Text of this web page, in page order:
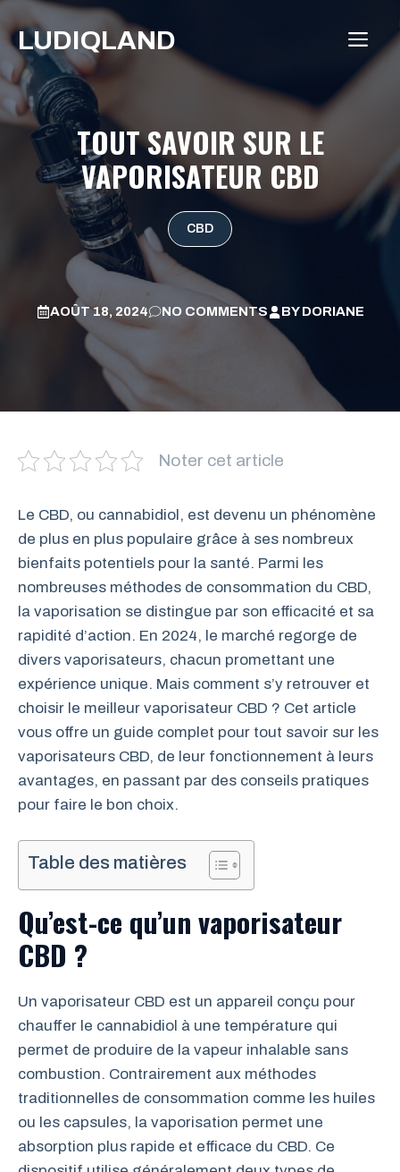
au
contenu
LUDIQLAND
TOUT SAVOIR SUR LE
VAPORISATEUR CBD
CBD
AOÛT 18, 2024 NO COMMENTS BYDORIANE
Noter cet article
Le CBD, ou cannabidiol, est devenu un phénomène
de plus en plus populaire grâce à ses nombreux
bienfaits potentiels pour la santé. Parmi les
nombreuses méthodes de consommation du CBD,
la vaporisation se distingue par son efficacité et sa
rapidité d’action. En 2024, le marché regorge de
divers vaporisateurs, chacun promettant une
expérience unique. Mais comment s’y retrouver et
choisir le meilleur vaporisateur CBD ? Cet article
vous offre un guide complet pour tout savoir sur les
vaporisateurs CBD, de leur fonctionnement à leurs
avantages, en passant par des conseils pratiques
pour faire le bon choix.
Table des matières
Qu’est-ce qu’un vaporisateur
CBD ?
Un vaporisateur CBD est un appareil conçu pour
chauffer le cannabidiol à une température qui
permet de produire de la vapeur inhalable sans
combustion. Contrairement aux méthodes
traditionnelles de consommation comme les huiles
ou les capsules, la vaporisation permet une
absorption plus rapide et efficace du CBD. Ce